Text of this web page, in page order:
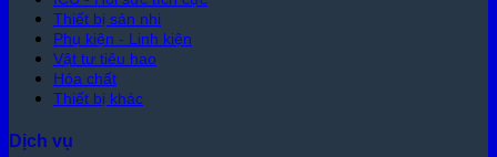
Thiết bị sản nhi
Phụ kiện - Linh kiện
Vật tư tiêu hao
Hóa chất
Thiết bị khác
Dịch vụ